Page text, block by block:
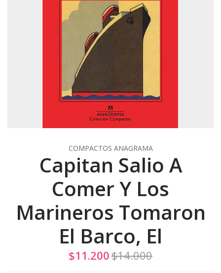
COMPACTOS ANAGRAMA
Capitan Salio A
Comer Y Los
Marineros Tomaron
El Barco, El
$11.200$14.000